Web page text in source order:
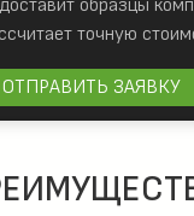
образцы
точную
ОТПРАВИТЬ ЗАЯВКУ